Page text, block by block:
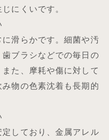
にくいです。
滑らかです。細菌や汚
ブラシなどでの毎日の
た、摩耗や傷に対して
物の色素沈着も長期的
しており、金属アレル